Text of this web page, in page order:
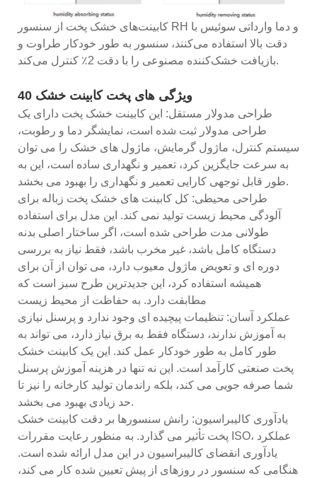
کابینت‌های خشک پخت از سنسور RH و دما وارداتی سوئیس با
دقت بالا استفاده می‌کنند، سنسور به طور خودکار طراوت و
بازیافت خشک‌کننده مصنوعی را با دقت 2٪ کنترل می‌کند.
ویژگی های پخت کابینت خشک 40
طراحی مدولار مستقل: این کابینت خشک پخت دارای یک
طراحی مدولار ثبت شده است، نمایشگر دما و رطوبت،
سیستم کنترل، ماژول گرمایش، ماژول های خشک را می توان
به سرعت جایگزین کرد، تعمیر و نگهداری ساده است، این به
طور قابل توجهی کارایی تعمیر و نگهداری را بهبود می بخشد.
طراحی محیطی: کل کابینت های خشک پخت زباله برای
آلودگی محیط زیست تولید نمی کند. این مدل برای استفاده
طولانی مدت طراحی شده است، اگر ساختار اصلی بدنه
دستگاه کامل باشد، غیر مخرب باشد، فقط نیاز به بررسی
دوره ای و تعویض ماژول معیوب دارد، می توان از آن برای
همیشه استفاده کرد، این جدیدترین طرح سبز است که
مطابقت دارد. به حفاظت از محیط زیست
عملکرد آسان: تنظیمات پیچیده ای وجود ندارد و پرسنل نیازی
به آموزش ندارند، دستگاه فقط به برق نیاز دارد، می تواند به
طور کامل به طور خودکار عمل کند. این یک کابینت خشک
پخت صنعتی کارآمد است. این نه تنها در هزینه آموزش پرسنل
شما صرفه جویی می کند، بلکه راندمان تولید کارخانه را نیز تا
حد زیادی بهبود می بخشد.
یادآوری کالیبراسیون: رانش سنسورها بر دقت کابینت خشک
پخت تأثیر می گذارد. به منظور رعایت مقررات ISO، عملکرد
یادآوری انقضای کالیبراسیون در این مدل ارائه شده است.
هنگامی که سنسور در روزهای از پیش تعیین شده کار می کند،